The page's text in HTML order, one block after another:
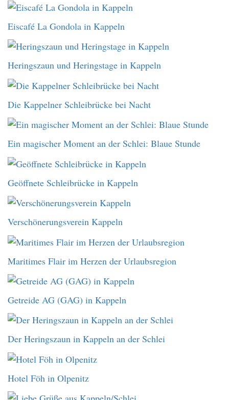
Eiscafé La Gondola in Kappeln
Heringszaun und Heringstage in Kappeln
Die Kappelner Schleibrücke bei Nacht
Ein magischer Moment an der Schlei: Blaue Stunde
Geöffnete Schleibrücke in Kappeln
Verschönerungsverein Kappeln
Maritimes Flair im Herzen der Urlaubsregion
Getreide AG (GAG) in Kappeln
Der Heringszaun in Kappeln an der Schlei
Hotel Föh in Olpenitz